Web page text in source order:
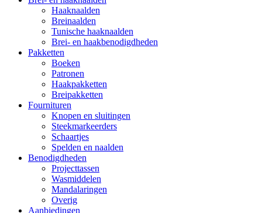
Haaknaalden
Breinaalden
Tunische haaknaalden
Brei- en haakbenodigdheden
Pakketten
Boeken
Patronen
Haakpakketten
Breipakketten
Fournituren
Knopen en sluitingen
Steekmarkeerders
Schaartjes
Spelden en naalden
Benodigdheden
Projecttassen
Wasmiddelen
Mandalaringen
Overig
Aanbiedingen